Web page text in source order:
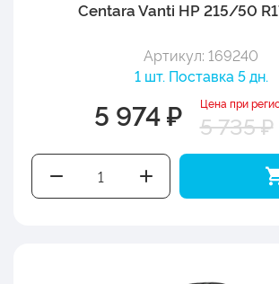
Centara Vanti HP 215/50
Артикул: 169240
1 шт. Поставка 5 дн.
5 974 ₽ Цена при
5 735 ₽